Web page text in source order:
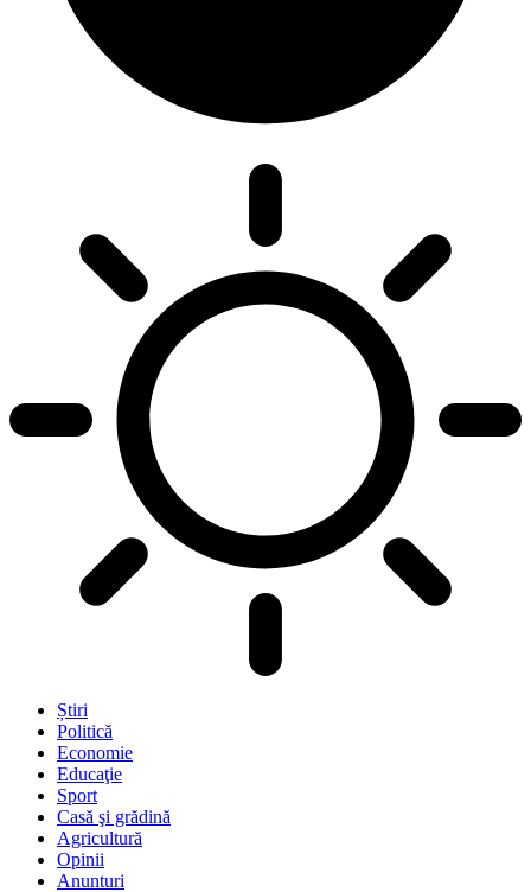
Știri
Politică
Economie
Educaţie
Sport
Casă şi grădină
Agricultură
Opinii
Anunturi